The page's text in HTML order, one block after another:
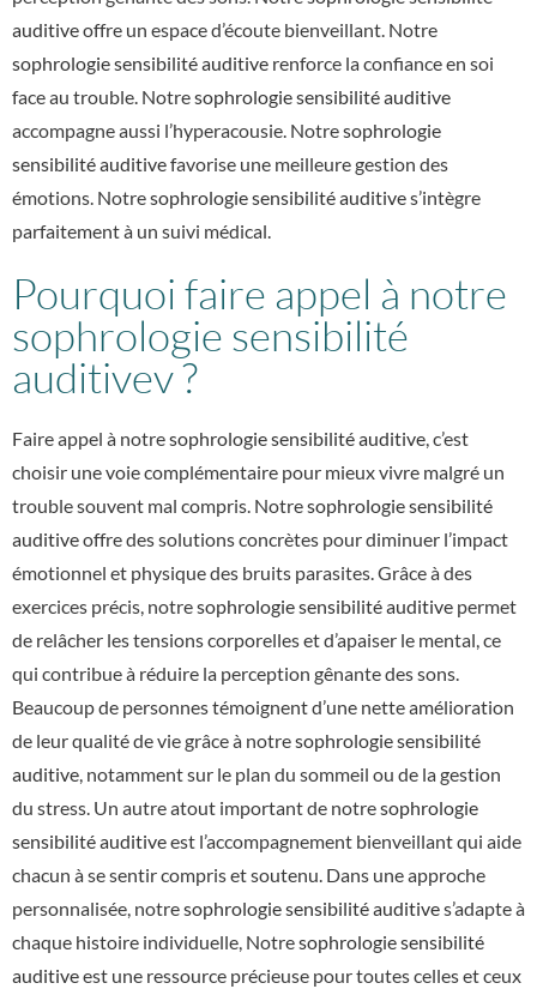
auditiveoffre un espace d’écoute bienveillant. Notre
sophrologie sensibilité auditive renforce la confiance en soi
face au trouble. Notresophrologie sensibilité auditive
accompagne aussi l’hyperacousie. Notresophrologie
sensibilité auditivefavorise une meilleure gestion des
émotions. Notresophrologie sensibilité auditives’intègre
parfaitement à un suivi médical.
Pourquoi faire appel à notre
sophrologie sensibilité
auditivev ?
Faire appel à notresophrologie sensibilité auditive , c’est
choisir une voie complémentaire pour mieux vivre malgré un
trouble souvent mal compris. Notresophrologie sensibilité
auditiveoffre des solutions concrètes pour diminuer l’impact
émotionnel et physique des bruits parasites. Grâce à des
exercices précis, notresophrologie sensibilité auditive permet
de relâcher les tensions corporelles et d’apaiser le mental, ce
qui contribue à réduire la perception gênante des sons.
Beaucoup de personnes témoignent d’une nette amélioration
de leur qualité de vie grâce à notresophrologie sensibilité
auditive , notamment sur le plan du sommeil ou de la gestion
du stress. Un autre atout important de notresophrologie
sensibilité auditiveest l’accompagnement bienveillant qui aide
chacun à se sentir compris et soutenu. Dans une approche
personnalisée, notresophrologie sensibilité auditives’adapte à
chaque histoire individuelle, Notresophrologie sensibilité
auditiveest une ressource précieuse pour toutes celles et ceux